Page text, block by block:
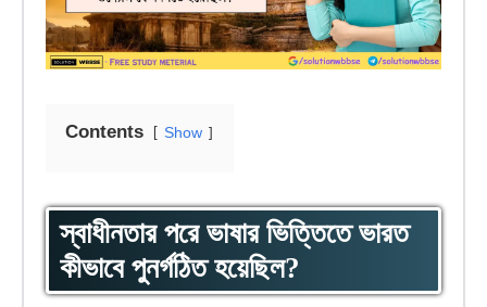
Contents Show
স্বাধীনতার পরে ভাষার ভিত্তিতে ভারত
কীভাবে পুনর্গঠিত হয়েছিল?